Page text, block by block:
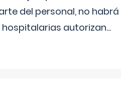
del personal, no habrá
autorizan...